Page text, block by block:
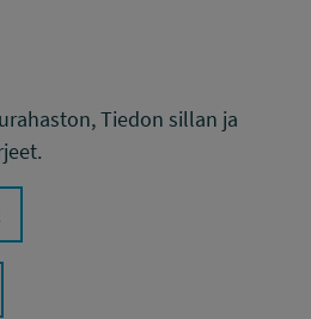
Tiedon sillan ja